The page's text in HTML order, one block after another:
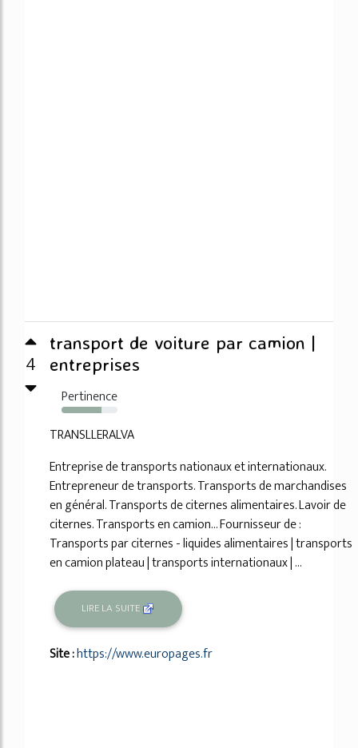
4
transport de voiture par camion |
entreprises
Pertinence
72%
TRANSLLERALVA
Entreprise de transports nationaux et internationaux.
Entrepreneur de transports. Transports de marchandises
en général. Transports de citernes alimentaires. Lavoir de
citernes. Transports en camion... Fournisseur de :
Transports par citernes - liquides alimentaires | transports
en camion plateau | transports internationaux | ...
LIRE LA SUITE
Site :https://www.europages.fr